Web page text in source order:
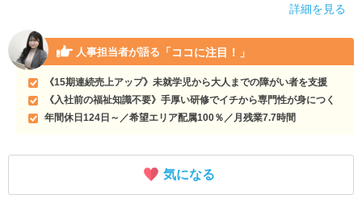
詳細を見る
人事担当者が語る 「ココに注目！」
《15期連続売上アップ》未就学児から大人までの障がい者を支援
《入社前の福祉知識不要》手厚い研修でイチから専門性が身につく
年間休日124日～／希望エリア配属100％／月残業7.7時間
気になる